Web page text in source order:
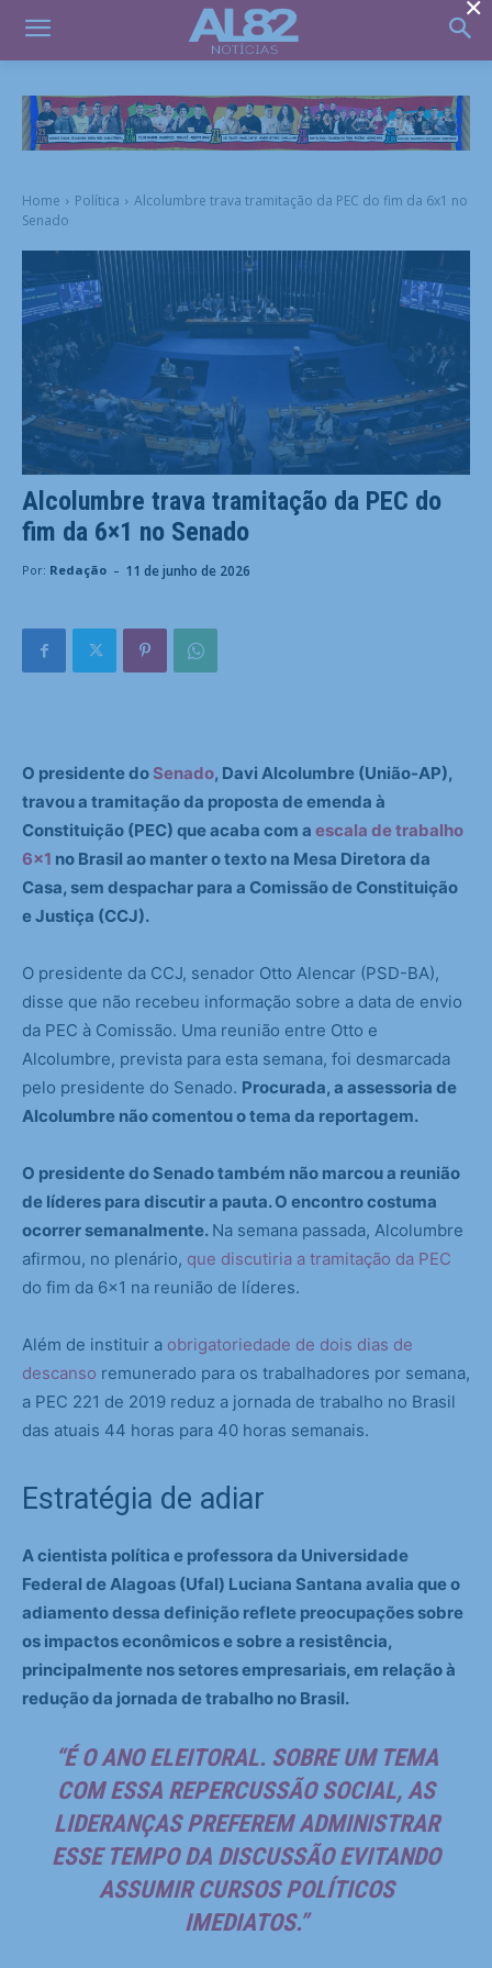
Home Política
Alcolumbre trava tramitação da PEC do fim da 6x1 no
Senado
Alcolumbre trava tramitação da PEC do
fim da 6×1 no Senado
Por: Redação - 11 de junho de 2026
O presidente do Senado, Davi Alcolumbre (União-AP),
travou a tramitação da proposta de emenda à
Constituição (PEC) que acaba com a escala de trabalho
6×1 no Brasil ao manter o texto na Mesa Diretora da
Casa, sem despachar para a Comissão de Constituição
e Justiça (CCJ).
O presidente da CCJ, senador Otto Alencar (PSD-BA),
disse que não recebeu informação sobre a data de envio
da PEC à Comissão. Uma reunião entre Otto e
Alcolumbre, prevista para esta semana, foi desmarcada
pelo presidente do Senado. Procurada, a assessoria de
Alcolumbre não comentou o tema da reportagem.
O presidente do Senado também não marcou a reunião
de líderes para discutir a pauta. O encontro costuma
ocorrer semanalmente. Na semana passada, Alcolumbre
afirmou, no plenário, que discutiria a tramitação da PEC
do fim da 6×1 na reunião de líderes.
Além de instituir a obrigatoriedade de dois dias de
descanso remunerado para os trabalhadores por semana,
a PEC 221 de 2019 reduz a jornada de trabalho no Brasil
das atuais 44 horas para 40 horas semanais.
Estratégia de adiar
A cientista política e professora da Universidade
Federal de Alagoas (Ufal) Luciana Santana avalia que o
adiamento dessa definição reflete preocupações sobre
os impactos econômicos e sobre a resistência,
principalmente nos setores empresariais, em relação à
redução da jornada de trabalho no Brasil.
“É O ANO ELEITORAL. SOBRE UM TEMA
COM ESSA REPERCUSSÃO SOCIAL, AS
LIDERANÇAS PREFEREM ADMINISTRAR
ESSE TEMPO DA DISCUSSÃO EVITANDO
ASSUMIR CURSOS POLÍTICOS
IMEDIATOS.”